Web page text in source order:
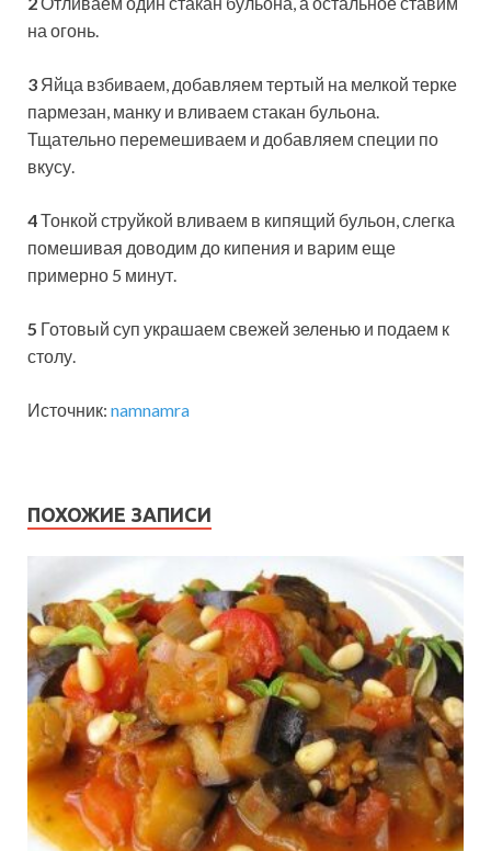
на огонь.
3 Яйца взбиваем, добавляем тертый на мелкой терке
пармезан, манку и вливаем стакан бульона.
Тщательно перемешиваем и добавляем специи по
вкусу.
4Тонкой струйкой вливаем в кипящий бульон, слегка
помешивая доводим до кипения и варим еще
примерно 5 минут.
5 Готовый суп украшаем свежей зеленью и подаем к
столу.
Источник: namnamra
ПОХОЖИЕ ЗАПИСИ